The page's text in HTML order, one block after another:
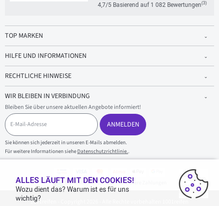
4,7/5 Basierend auf 1 082 Bewertungen(3)
TOP MARKEN
HILFE UND INFORMATIONEN
RECHTLICHE HINWEISE
WIR BLEIBEN IN VERBINDUNG
Bleiben Sie über unsere aktuellen Angebote informiert!
E
-
M
a
i
l
ANMELDEN
Sie können sich jederzeit in unseren E-Mails abmelden.
Für weitere Informationen siehe Datenschutzrichtlinie..
100 % sicherer Einkauf und sichere Zahlungen
1001reifen - Copyright 2026 - Alle Rechte vorbehalten 1001reifen
ALLES LÄUFT MIT DEN COOKIES!
Wozu dient das? Warum ist es für uns
wichtig?